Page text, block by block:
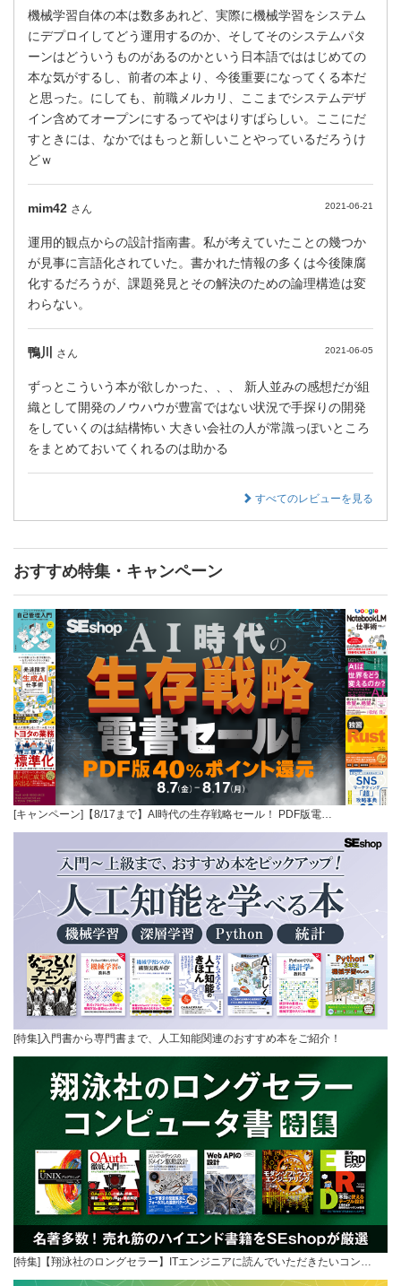
機械学習自体の本は数多あれど、実際に機械学習をシステム
にデプロイしてどう運用するのか、そしてそのシステムパタ
ーンはどういうものがあるのかという日本語でははじめての
本な気がするし、前者の本より、今後重要になってくる本だ
と思った。にしても、前職メルカリ、ここまでシステムデザ
イン含めてオープンにするってやはりすばらしい。ここにだ
すときには、なかではもっと新しいことやっているだろうけ
どｗ
mim42 さん 2021-06-21
運用的観点からの設計指南書。私が考えていたことの幾つか
が見事に言語化されていた。書かれた情報の多くは今後陳腐
化するだろうが、課題発見とその解決のための論理構造は変
わらない。
鴨川 さん 2021-06-05
ずっとこういう本が欲しかった、、、 新人並みの感想だが組
織として開発のノウハウが豊富ではない状況で手探りの開発
をしていくのは結構怖い 大きい会社の人が常識っぽいところ
をまとめておいてくれるのは助かる
すべてのレビューを見る
おすすめ特集・キャンペーン
[キャンペーン]【8/17まで】AI時代の生存戦略セール！ PDF版電…
[特集]入門書から専門書まで、人工知能関連のおすすめ本をご紹介！
[特集]【翔泳社のロングセラー】ITエンジニアに読んでいただきたいコン…